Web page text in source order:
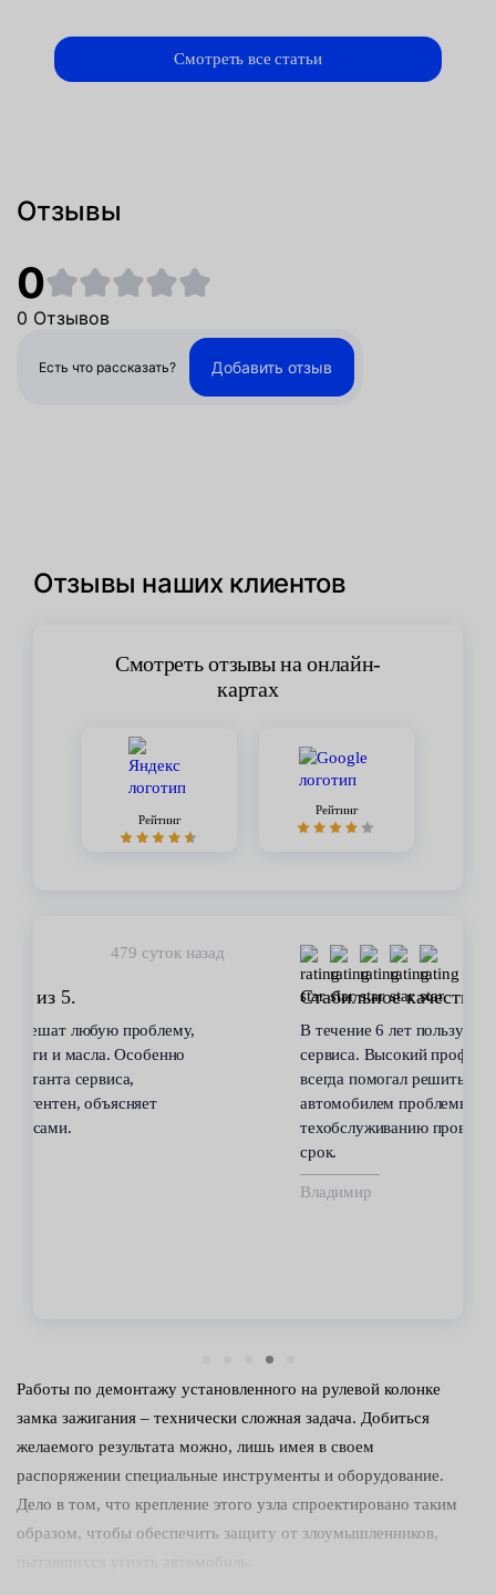
Смотреть все статьи
Отзывы
0
0 Отзывов
Есть что рассказать? Добавить отзыв
Отзывы наших клиентов
Смотреть отзывы на онлайн-
картах
Рейтинг
Рейтинг
450 суток назад
Стабильное качество
В течение 6 лет пользуюсь услугами данного
сервиса. Высокий профессионализм персонала
всегда помогал решить возникающие с
автомобилем проблемы. Все работы по
техобслуживанию проводились качественно и в
Работы по демонтажу установленного на рулевой колонке
замка зажигания – технически сложная задача. Добиться
желаемого результата можно, лишь имея в своем
распоряжении специальные инструменты и оборудование.
Дело в том, что крепление этого узла спроектировано таким
образом, чтобы обеспечить защиту от злоумышленников,